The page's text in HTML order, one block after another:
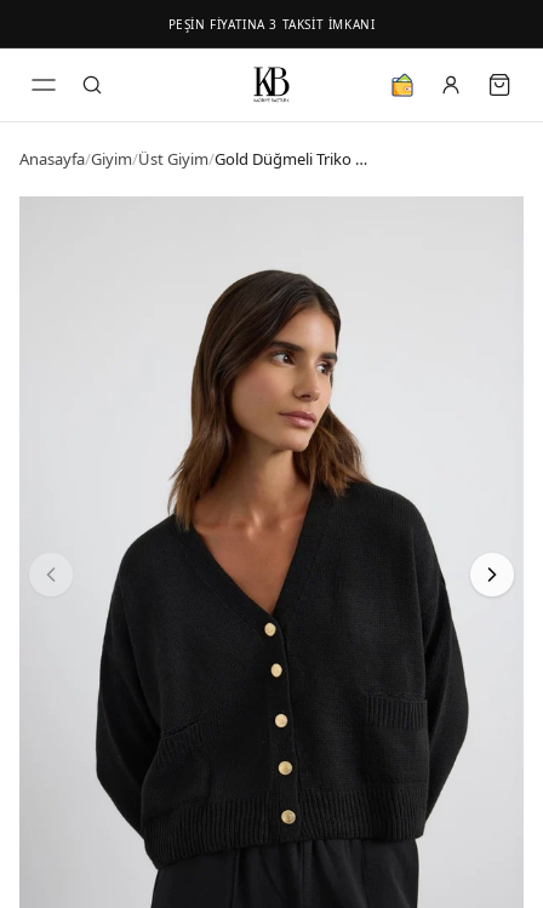
PEŞİN FİYATINA 3 TAKSİT İMKANI
Anasayfa/Giyim/Üst Giyim/ Gold Düğmeli Triko Hırka Siyah